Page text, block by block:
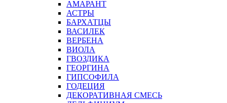
АМАРАНТ
АСТРЫ
БАРХАТЦЫ
ВАСИЛЕК
ВЕРБЕНА
ВИОЛА
ГВОЗДИКА
ГЕОРГИНА
ГИПСОФИЛА
ГОДЕЦИЯ
ДЕКОРАТИВНАЯ СМЕСЬ